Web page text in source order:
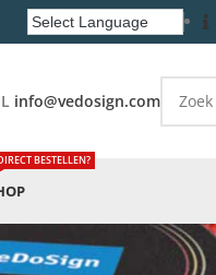
info@vedosign.com
BESTELLEN?